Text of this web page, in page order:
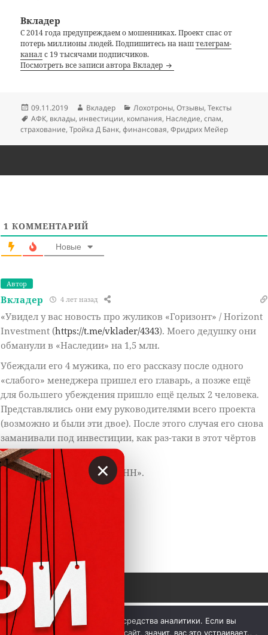
Вкладер
С 2014 года предупреждаем о мошенниках. Проект спас от
потерь миллионы людей. Подпишитесь на наштелеграм-
каналс 19 тысячами подписчиков.
Посмотреть все записи автора Вкладер
Опубликовано
09.11.2019 Автор
Вкладер Рубрики
Лохотроны,Отзывы,Тексты
Метки
АФК, вклады, инвестиции, компания, Наследие,спам,
страхование,Тройка Д Банк,финансовая,Фридрих Мейер
1 КОММЕНТАРИЙ
Новые
Автор
Вкладер 4 лет назад
«Увидел у вас новость про жуликов «Горизонт» / Horizont
Investment (https://t.me/vklader/4343). Моего дедушку они
обманули в «Наследии» на 1,5 млн.
Убеждали его 4 мужика, по его рассказу после одного
«слабого» менеджера пришел его главарь, а позже ещё
для большего убеждения пришло ещё целых 2 человека.
Представлялись они ему руководителями всего проекта
(возможно и были эти двое). После этого случая его снова
заманивали под инвестиции, как раз-таки в этот чёртов
«Горизонт».
Вот нашёл их вакансии на HH».
https://t.me/vklader/4347
гиперссылкой на сайт vklader.com или
Мы используем куки и средства аналитики. Если вы
продолжите использовать сайт, значит, вас это устраивает.
×